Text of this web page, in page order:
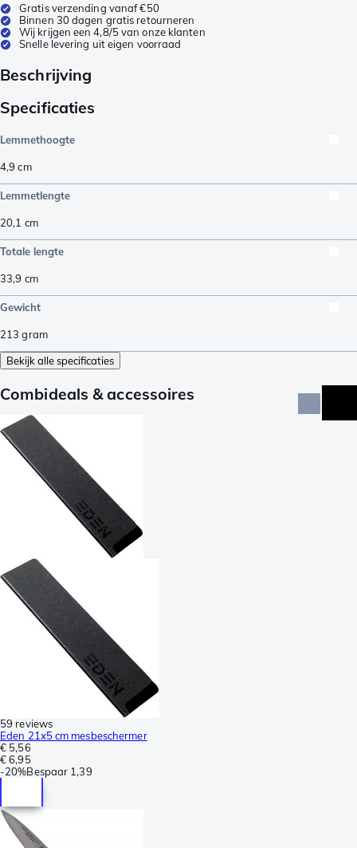
Gratis verzending vanaf €50
Binnen 30 dagen gratis retourneren
Wij krijgen een 4,8/5 van onze klanten
Snelle levering uit eigen voorraad
Beschrijving
Specificaties
Lemmethoogte
4,9 cm
Lemmetlengte
20,1 cm
Totale lengte
33,9 cm
Gewicht
213 gram
Bekijk alle specificaties
Combideals & accessoires
59 reviews
Eden 21x5 cm mesbeschermer
€ 5,56
€ 6,95
-20%Bespaar 1,39